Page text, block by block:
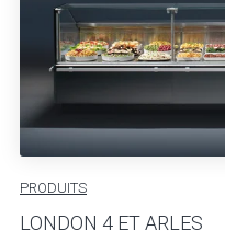
PRODUITS
LONDON 4 ET ARLES